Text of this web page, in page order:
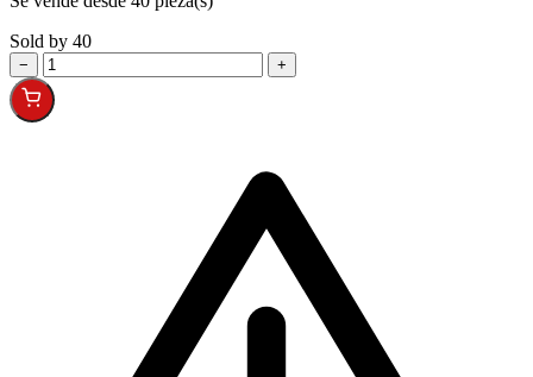
Sold by 40
− +